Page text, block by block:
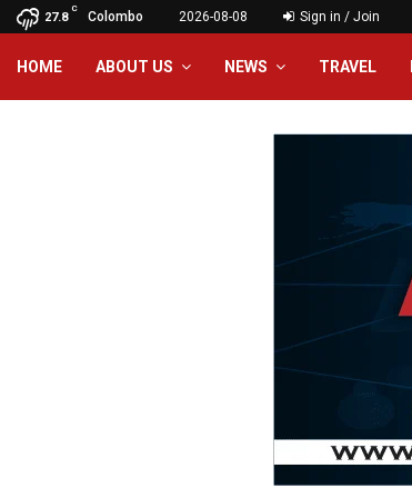
27.8
C
Colombo 2026-08-08 Sign in / Join
HOME ABOUT US NEWS TRAVEL